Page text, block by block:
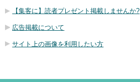
【集客に】読者プレゼント掲載しませんか?
広告掲載について
サイト上の画像を利用したい方